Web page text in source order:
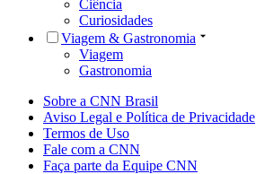
Ciência
Curiosidades
Viagem & Gastronomia
Viagem
Gastronomia
Sobre a CNN Brasil
Aviso Legal e Política de Privacidade
Termos de Uso
Fale com a CNN
Faça parte da Equipe CNN